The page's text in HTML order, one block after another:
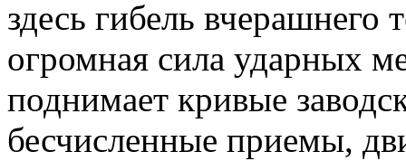
здесь гибель
огромная сила ударных
поднимает кривые
бесчисленные приемы,